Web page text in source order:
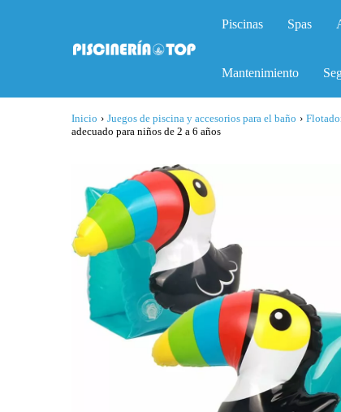
Piscinas Spas
Mantenimiento
Inicio › Juegos de piscina y accesorios para el baño ›
adecuado para niños de 2 a 6 años